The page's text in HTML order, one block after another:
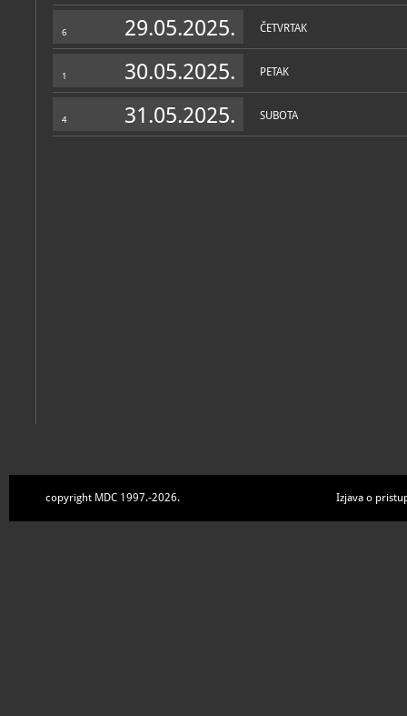
6 29.05.2025. ČETVRTAK
1 30.05.2025. PETAK
4 31.05.2025. SUBOTA
narodnom kazalištu od
supruga: kao barunica
postave 1963. g., kao
(U agoniji), Melita i Klara (
copyright MDC 1997.-2026. Izjava o